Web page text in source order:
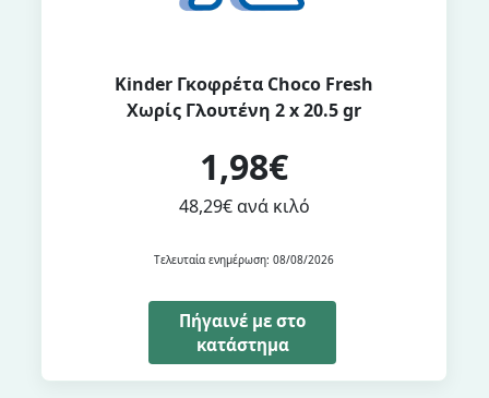
Kinder Γκοφρέτα Choco Fresh
Χωρίς Γλουτένη 2 x 20.5 gr
1,98€
48,29€ ανά κιλό
Τελευταία ενημέρωση: 08/08/2026
Πήγαινέ με στο
κατάστημα